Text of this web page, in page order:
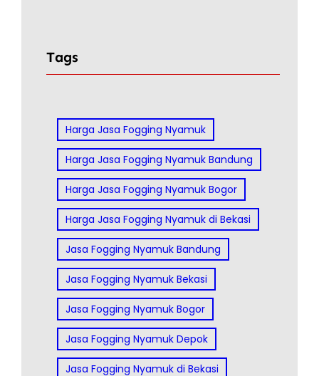
Tags
Harga Jasa Fogging Nyamuk
Harga Jasa Fogging Nyamuk Bandung
Harga Jasa Fogging Nyamuk Bogor
Harga Jasa Fogging Nyamuk di Bekasi
Jasa Fogging Nyamuk Bandung
Jasa Fogging Nyamuk Bekasi
Jasa Fogging Nyamuk Bogor
Jasa Fogging Nyamuk Depok
Jasa Fogging Nyamuk di Bekasi